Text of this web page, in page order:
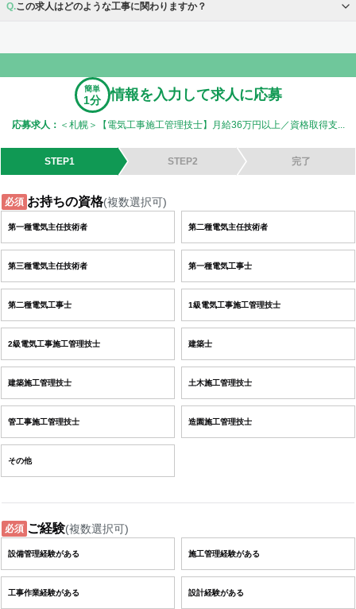
この求人はどのような工事に関わりますか？
簡単
1分 情報を入力して求人に応募
応募求人： ＜札幌＞【電気工事施工管理技士】月給36万円以上／資格取得支...
STEP1 STEP2 完了
必須 お持ちの資格(複数選択可)
第一種電気主任技術者 第二種電気主任技術者
第三種電気主任技術者 第一種電気工事士
第二種電気工事士 1級電気工事施工管理技士
2級電気工事施工管理技士 建築士
建築施工管理技士 土木施工管理技士
管工事施工管理技士 造園施工管理技士
その他
必須 ご経験(複数選択可)
設備管理経験がある 施工管理経験がある
工事作業経験がある 設計経験がある